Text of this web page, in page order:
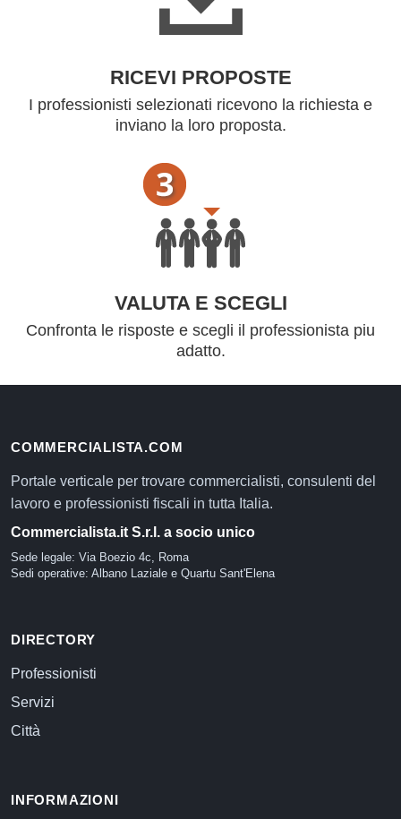
RICEVI PROPOSTE
I professionisti selezionati ricevono la richiesta e
inviano la loro proposta.
VALUTA E SCEGLI
Confronta le risposte e scegli il professionista piu
adatto.
COMMERCIALISTA.COM
Portale verticale per trovare commercialisti, consulenti del
lavoro e professionisti fiscali in tutta Italia.
Commercialista.it S.r.l. a socio unico
Sede legale: Via Boezio 4c, Roma
Sedi operative: Albano Laziale e Quartu Sant'Elena
DIRECTORY
Professionisti
Servizi
Città
INFORMAZIONI